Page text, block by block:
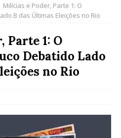
Milícias e Poder, Parte 1: O
B das Últimas Eleições no Rio
Parte 1: O
Debatido Lado
no Rio